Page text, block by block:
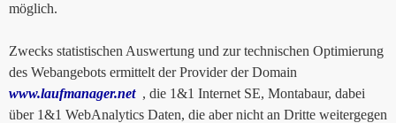
möglich.
Zwecks statistischen Auswertung und zur technischen Optimierung
des Webangebots ermittelt der Provider der Domain
www.laufmanager.net, die 1&1 Internet SE, Montabaur, dabei
über 1&1 WebAnalytics Daten, die aber nicht an Dritte weitergegen